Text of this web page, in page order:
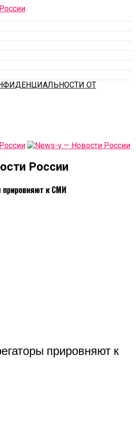
ОТ
России
прировняют к СМИ
прировняют к